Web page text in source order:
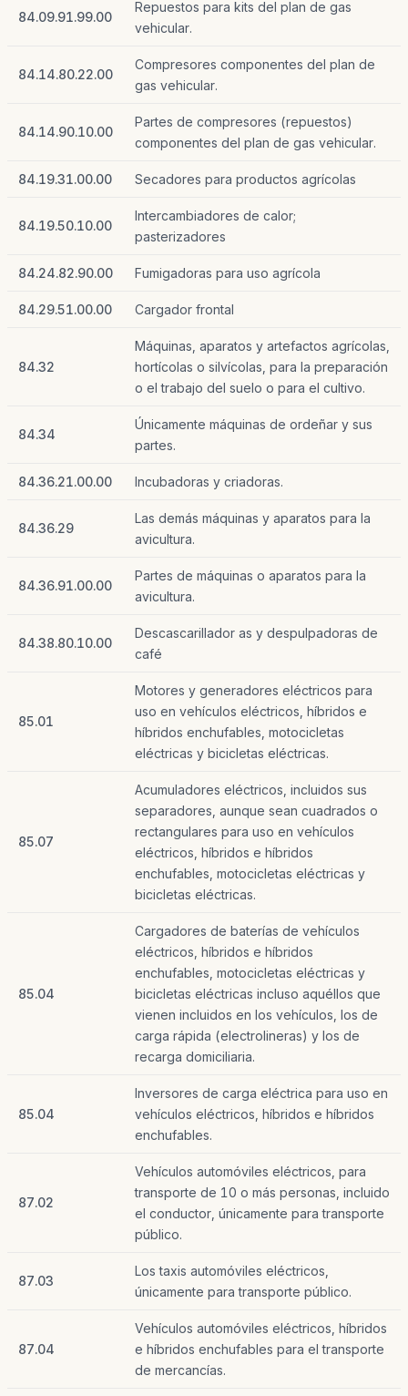
84.09.91.99.00
Repuestos para kits del plan de gas
vehicular.
84.14.80.22.00
Compresores componentes del plan de
gas vehicular.
84.14.90.10.00
Partes de compresores (repuestos)
componentes del plan de gas vehicular.
84.19.31.00.00 Secadores para productos agrícolas
84.19.50.10.00
Intercambiadores de calor;
pasterizadores
84.24.82.90.00 Fumigadoras para uso agrícola
84.29.51.00.00 Cargador frontal
84.32
Máquinas, aparatos y artefactos agrícolas,
hortícolas o silvícolas, para la preparación
o el trabajo del suelo o para el cultivo.
84.34
Únicamente máquinas de ordeñar y sus
partes.
84.36.21.00.00 Incubadoras y criadoras.
84.36.29
Las demás máquinas y aparatos para la
avicultura.
84.36.91.00.00
Partes de máquinas o aparatos para la
avicultura.
84.38.80.10.00
Descascarillador as y despulpadoras de
café
85.01
Motores y generadores eléctricos para
uso en vehículos eléctricos, híbridos e
híbridos enchufables, motocicletas
eléctricas y bicicletas eléctricas.
85.07
Acumuladores eléctricos, incluidos sus
separadores, aunque sean cuadrados o
rectangulares para uso en vehículos
eléctricos, híbridos e híbridos
enchufables, motocicletas eléctricas y
bicicletas eléctricas.
85.04
Cargadores de baterías de vehículos
eléctricos, híbridos e híbridos
enchufables, motocicletas eléctricas y
bicicletas eléctricas incluso aquéllos que
vienen incluidos en los vehículos, los de
carga rápida (electrolineras) y los de
recarga domiciliaria.
85.04
Inversores de carga eléctrica para uso en
vehículos eléctricos, híbridos e híbridos
enchufables.
87.02
Vehículos automóviles eléctricos, para
transporte de 10 o más personas, incluido
el conductor, únicamente para transporte
público.
87.03
Los taxis automóviles eléctricos,
únicamente para transporte público.
87.04
Vehículos automóviles eléctricos, híbridos
e híbridos enchufables para el transporte
de mercancías.